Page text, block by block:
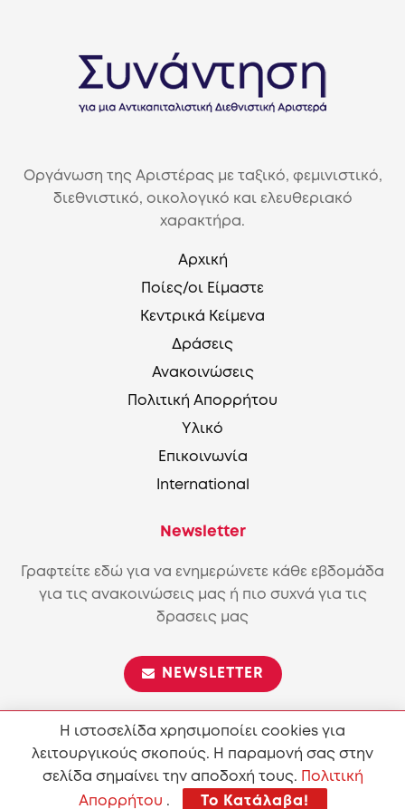
Οργάνωση της Αριστέρας με ταξικό, φεμινιστικό,
διεθνιστικό, οικολογικό και ελευθεριακό
χαρακτήρα.
Αρχική
Ποίες/οι Είμαστε
Κεντρικά Κείμενα
Δράσεις
Ανακοινώσεις
Πολιτική Απορρήτου
Υλικό
Επικοινωνία
International
Newsletter
Γραφτείτε εδώ για να ενημερώνετε κάθε εβδομάδα
για τις ανακοινώσεις μας ή πιο συχνά για τις
δρασεις μας
NEWSLETTER
Επιτρέπεται η αναπαραγωγή και διανομή του περιεχόμενου
σύμφωνα με τους όρους της άδειαςAttribution-ShareAlike
4.0 International (CC BY-SA 4.0)
Η ιστοσελίδα χρησιμοποίει cookies για
λειτουργικούς σκοπούς. Η παραμονή σας στην
σελίδα σημαίνει την αποδοχή τους.
Πολιτική
Απορρήτου . Το Κατάλαβα!